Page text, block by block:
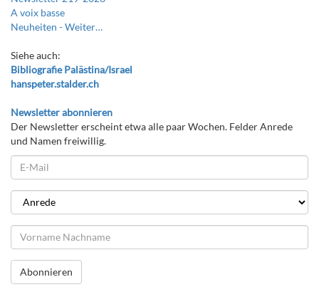
A voix basse
Neuheiten -Weiter…
Siehe auch:
Bibliografie Palästina/Israel
hanspeter.stalder.ch
Newsletter abonnieren
Der Newsletter erscheint etwa alle paar Wochen. Felder Anrede
und Namen freiwillig.
Abonnieren